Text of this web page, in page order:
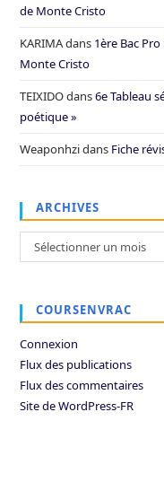
de Monte Cristo
KARIMAdans 1ère Bac
Monte Cristo
TEIXIDOdans6e Tableau
poétique »
Weaponhzidans Fiche
ARCHIVES
Archives
Sélectionner un mois
COURSENVRAC
Connexion
Flux des publications
Flux des commentaires
Site de WordPress-FR